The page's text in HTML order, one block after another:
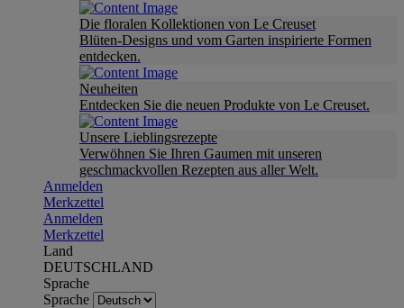
Die floralen Kollektionen von Le Creuset
Blüten-Designs und vom Garten inspirierte Formen
entdecken.
Neuheiten
Entdecken Sie die neuen Produkte von Le Creuset.
Unsere Lieblingsrezepte
Verwöhnen Sie Ihren Gaumen mit unseren
geschmackvollen Rezepten aus aller Welt.
Anmelden
Merkzettel
Anmelden
Merkzettel
Land
DEUTSCHLAND
Sprache
Sprache